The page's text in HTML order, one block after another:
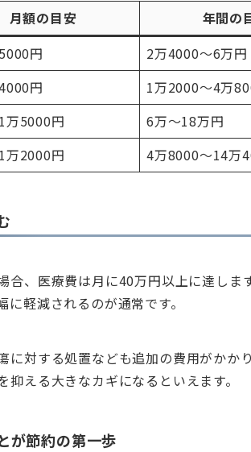
月額の目安
年間の
円
2万4000〜6万円
円
1万2000〜4万
万5000円
6万〜18万円
万2000円 4万8000〜14万
合、医療費は月に40万円以上に達しま
軽減されるのが通常です。
に対する処置なども追加の費用がかか
える大きなカギになるといえます。
が節約の第一歩